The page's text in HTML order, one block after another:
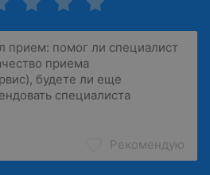
Рекомендую